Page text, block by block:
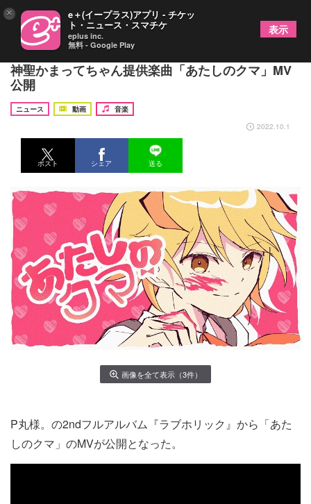
P丸様。2ndフルアルバム『ラブホリック』より、
神聖かまってちゃん提供楽曲「あたしのクマ」MV
公開
ニュース 動画
音楽
2022.10.1
ポスト シェア 送る
画像を全て表示（3件）
P丸様。の2ndフルアルバム『ラブホリック』から「あた
しのクマ」のMVが公開となった。
× e＋(イープラス)アプリ - チケッ
ト・ニュース・スマチケ
eplus inc.
無料 - Google Play
表示